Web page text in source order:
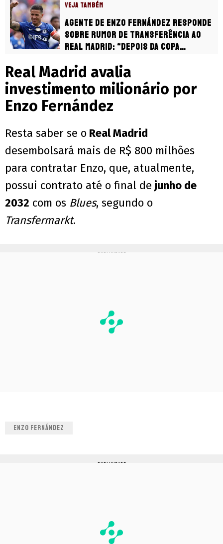
VEJA TAMBÉM
Agente de Enzo Fernández responde
sobre rumor de transferência ao
Real Madrid: “Depois da Copa
Real Madrid avalia
investimento milionário por
Enzo Fernández
Resta saber se o Real Madrid
desembolsará mais de R$ 800 milhões
para contratar Enzo, que, atualmente,
possui contrato até o final de junho de
2032 com os Blues, segundo o
Transfermarkt.
PUBLICIDADE
ENZO FERNÁNDEZ
PUBLICIDADE